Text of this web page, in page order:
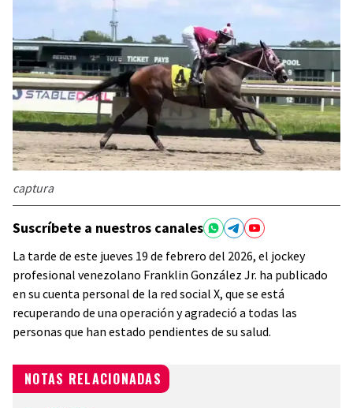
captura
Suscríbete a nuestros canales
La tarde de este jueves 19 de febrero del 2026, el jockey
profesional venezolano Franklin González Jr. ha publicado
en su cuenta personal de la red social X, que se está
recuperando de una operación y agradeció a todas las
personas que han estado pendientes de su salud.
NOTAS RELACIONADAS